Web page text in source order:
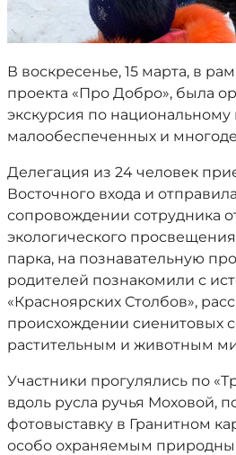
В воскресенье, 15 марта, в
проекта «Про Добро», была
экскурсия по национальному
малообеспеченных и
Делегация из 24 человек
Восточного входа и
сопровождении сотрудника
экологического
парка, на познавательную
родителей познакомили с
«Красноярских Столбов»,
происхождении сиенитовых
растительным и животным
Участники прогулялись по
вдоль русла ручья Моховой,
фотовыставку в Гранитном
особо охраняемым